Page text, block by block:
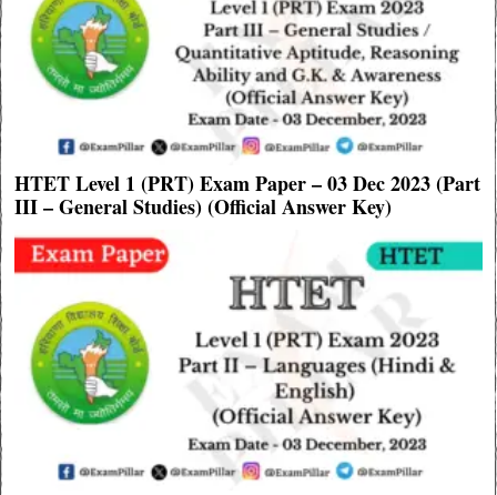
HTET Level 1 (PRT) Exam Paper – 03 Dec 2023 (Part
III – General Studies) (Official Answer Key)